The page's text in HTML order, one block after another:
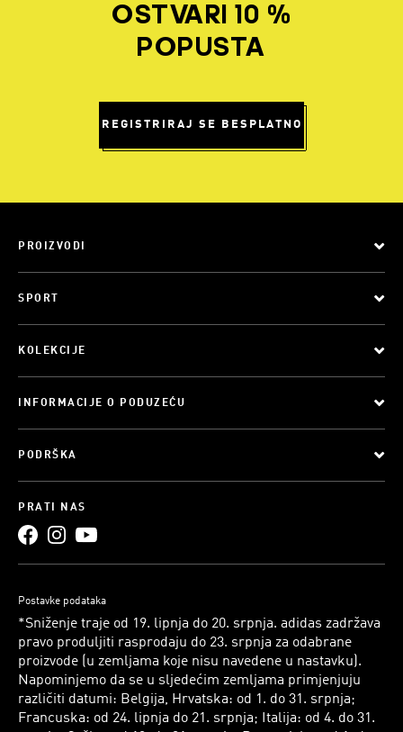
OSTVARI 10 %
POPUSTA
REGISTRIRAJ SE BESPLATNO
PROIZVODI
SPORT
KOLEKCIJE
INFORMACIJE O PODUZEĆU
PODRŠKA
PRATI NAS
Postavke podataka
*Sniženje traje od 19. lipnja do 20. srpnja. adidas zadržava
pravo produljiti rasprodaju do 23. srpnja za odabrane
proizvode (u zemljama koje nisu navedene u nastavku).
Napominjemo da se u sljedećim zemljama primjenjuju
različiti datumi: Belgija, Hrvatska: od 1. do 31. srpnja;
Francuska: od 24. lipnja do 21. srpnja; Italija: od 4. do 31.